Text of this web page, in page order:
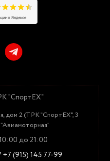
"СпортЕХ"
дом 2 (ТРК "СпортЕХ", 3
до 21:00
+7 (915) 145 77-99